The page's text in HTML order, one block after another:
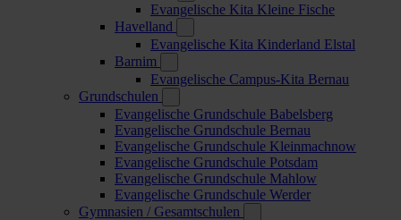
Evangelische Kita Kleine Fische
Havelland
Evangelische Kita Kinderland Elstal
Barnim
Evangelische Campus-Kita Bernau
Grundschulen
Evangelische Grundschule Babelsberg
Evangelische Grundschule Bernau
Evangelische Grundschule Kleinmachnow
Evangelische Grundschule Potsdam
Evangelische Grundschule Mahlow
Evangelische Grundschule Werder
Gymnasien / Gesamtschulen